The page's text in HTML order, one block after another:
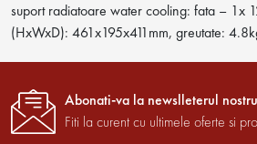
suport radiatoare water cooling: fata – 1x
(HxWxD): 461x195x411mm, greutate:
Abonati-va la newslleterul
Fiti la curent cu ultimele oferte si